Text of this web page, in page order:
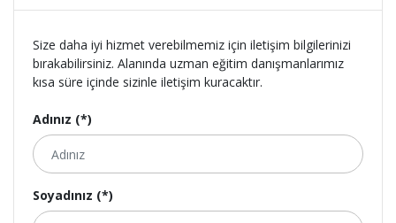
Size daha iyi hizmet verebilmemiz için iletişim bilgilerinizi
bırakabilirsiniz. Alanında uzman eğitim danışmanlarımız
kısa süre içinde sizinle iletişim kuracaktır.
Adınız (*)
Soyadınız (*)